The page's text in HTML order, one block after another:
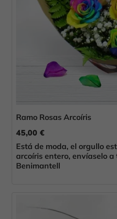
Ramo Rosas Arcoíris
45,00 €
Está de moda, el orgullo
arcoíris entero, envíaselo
Benimantell